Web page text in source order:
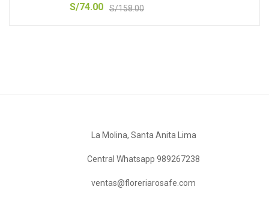
S/158.00
S/74.00
La Molina, Santa Anita Lima
Central Whatsapp 989267238
ventas@floreriarosafe.com